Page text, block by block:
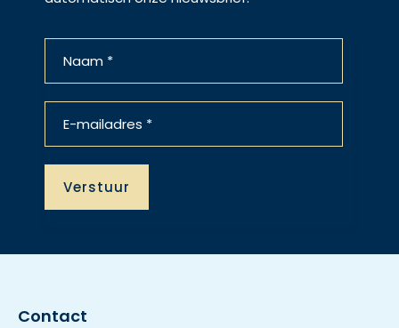
Contact